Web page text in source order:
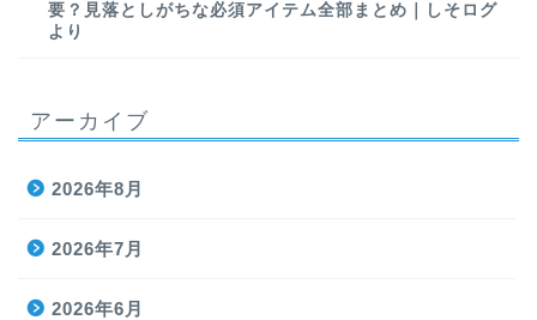
要？見落としがちな必須アイテム全部まとめ｜しそログ
より
アーカイブ
2026年8月
2026年7月
2026年6月